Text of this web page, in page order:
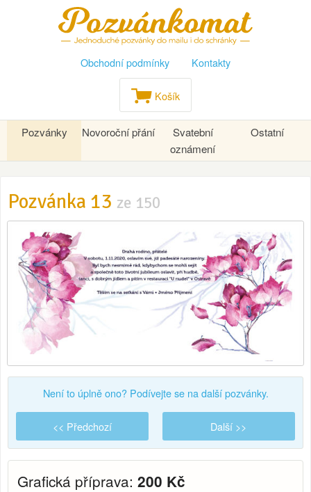
Obchodní podmínky Kontakty
Košík
Pozvánky Novoroční přání
Svatební
oznámení
Ostatní
Pozvánka 13 ze 150
Není to úplně ono? Podívejte se na další pozvánky.
<< Předchozí Další >>
Grafická příprava: 200 Kč